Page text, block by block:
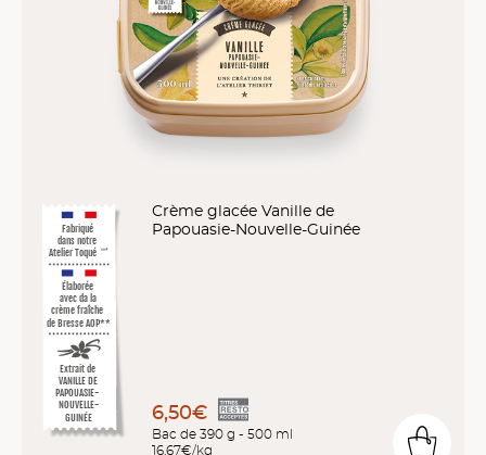
Fabriqué
dans notre
Atelier Toqué
™*
Élaborée
avec da la
crème fraîche
de Bresse AOP**
Extrait de
VANILLE DE
PAPOUASIE-
NOUVELLE-
GUINÉE
Crème glacée Vanille de
Papouasie-Nouvelle-Guinée
6,50€
Bac de 390 g - 500 ml
16,67€/kg